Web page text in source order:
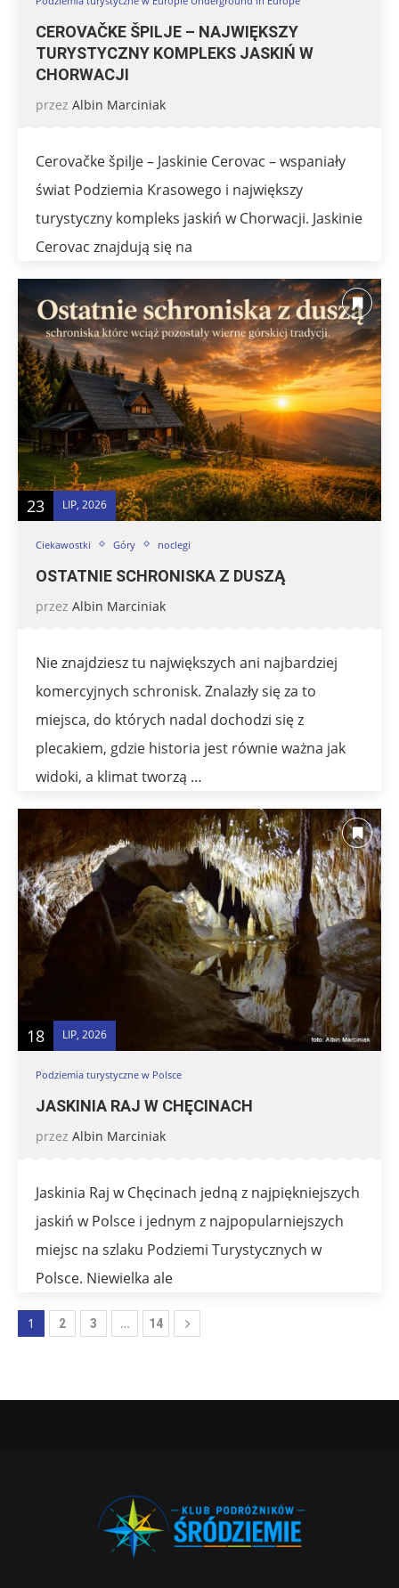
CEROVAČKE ŠPILJE – NAJWIĘKSZY
TURYSTYCZNY KOMPLEKS JASKIŃ W
CHORWACJI
przez Albin Marciniak
Cerovačke špilje – Jaskinie Cerovac – wspaniały
świat Podziemia Krasowego i największy
turystyczny kompleks jaskiń w Chorwacji. Jaskinie
Cerovac znajdują się na
23 LIP, 2026
Ciekawostki Góry noclegi
OSTATNIE SCHRONISKA Z DUSZĄ
przez Albin Marciniak
Nie znajdziesz tu największych ani najbardziej
komercyjnych schronisk. Znalazły się za to
miejsca, do których nadal dochodzi się z
plecakiem, gdzie historia jest równie ważna jak
widoki, a klimat tworzą …
18 LIP, 2026
Podziemia turystyczne w Polsce
JASKINIA RAJ W CHĘCINACH
przez Albin Marciniak
Jaskinia Raj w Chęcinach jedną z najpiękniejszych
jaskiń w Polsce i jednym z najpopularniejszych
miejsc na szlaku Podziemi Turystycznych w
Polsce. Niewielka ale
1 2 3 … 14